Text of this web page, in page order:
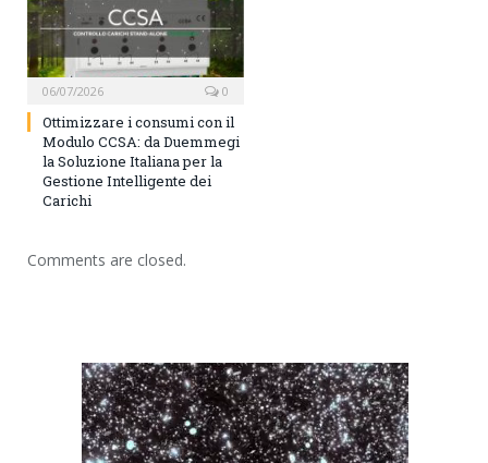
06/07/2026 0
Ottimizzare i consumi con il
Modulo CCSA: da Duemmegi
la Soluzione Italiana per la
Gestione Intelligente dei
Carichi
Comments are closed.